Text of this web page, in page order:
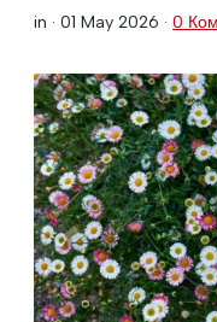
in · 01 May 2026 · 0